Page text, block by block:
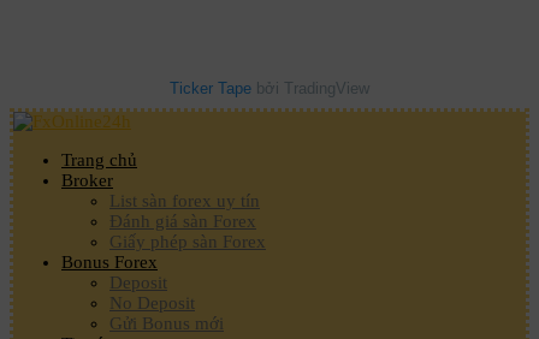
Ticker Tape bởi TradingView
Trang chủ
Broker
List sàn forex uy tín
Đánh giá sàn Forex
Giấy phép sàn Forex
Bonus Forex
Deposit
No Deposit
Gửi Bonus mới